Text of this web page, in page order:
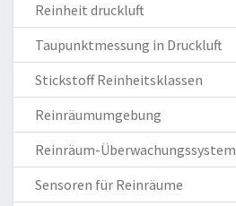
Reinheit druckluft
Taupunktmessung in Druckluft
Stickstoff Reinheitsklassen
Reinräumumgebung
Reinräum-Überwachungssystem
Sensoren für Reinräume